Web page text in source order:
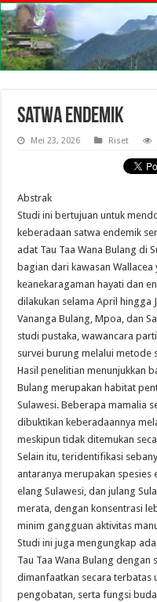
Satwa Endemik
Mei 23, 2026 Riset
Abstrak
Studi ini bertujuan untuk
keberadaan satwa endemik
adat Tau Taa Wana Bulang di
bagian dari kawasan
keanekaragaman hayati dan
dilakukan selama April hingga
Vananga Bulang, Mpoa, dan
studi pustaka, wawancara
survei burung melalui metode
Hasil penelitian menunjukkan
Bulang merupakan habitat
Sulawesi. Beberapa mamalia
dibuktikan keberadaannya
meskipun tidak ditemukan
Selain itu, teridentifikasi
antaranya merupakan spesies
elang Sulawesi, dan julang
merata, dengan konsentrasi
minim gangguan aktivitas
Studi ini juga mengungkap
Tau Taa Wana Bulang dengan
dimanfaatkan secara terbatas
pengobatan, serta fungsi